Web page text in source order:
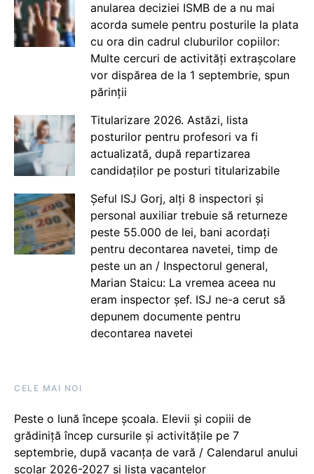
anularea deciziei ISMB de a nu mai
acorda sumele pentru posturile la plata
cu ora din cadrul cluburilor copiilor:
Multe cercuri de activități extrașcolare
vor dispărea de la 1 septembrie, spun
părinții
Titularizare 2026. Astăzi, lista
posturilor pentru profesori va fi
actualizată, după repartizarea
candidaților pe posturi titularizabile
Șeful ISJ Gorj, alți 8 inspectori și
personal auxiliar trebuie să returneze
peste 55.000 de lei, bani acordați
pentru decontarea navetei, timp de
peste un an / Inspectorul general,
Marian Staicu: La vremea aceea nu
eram inspector șef. ISJ ne-a cerut să
depunem documente pentru
decontarea navetei
CELE MAI NOI
Peste o lună începe școala. Elevii și copiii de
grădiniță încep cursurile și activitățile pe 7
septembrie, după vacanța de vară / Calendarul anului
școlar 2026-2027 și lista vacanțelor